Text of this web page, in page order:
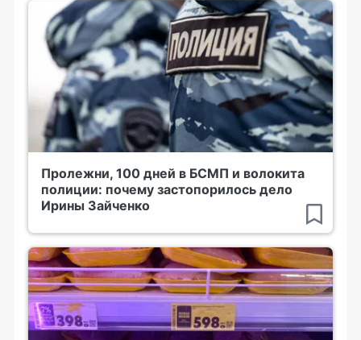
Пролежни, 100 дней в БСМП и волокита
полиции: почему застопорилось дело
Ирины Зайченко